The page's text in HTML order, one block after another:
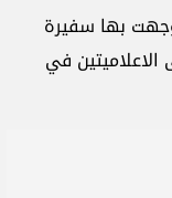
بها سفيرة
في